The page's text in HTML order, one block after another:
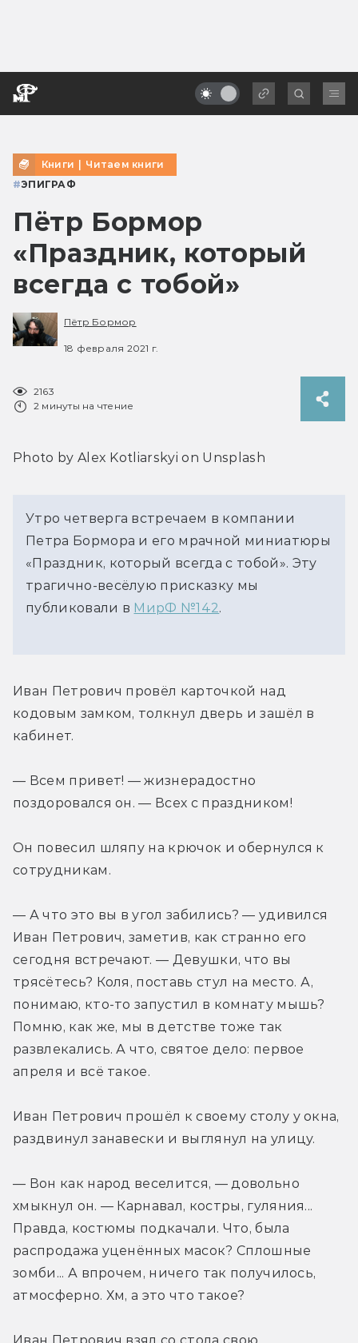
Книги | Читаем книги
#ЭПИГРАФ
Пётр Бормор
«Праздник, который
всегда с тобой»
Пётр Бормор
18 февраля 2021 г.
2163
2 минуты на чтение
Photo by Alex Kotliarskyi on Unsplash
Утро четверга встречаем в компании
Петра Бормора и его мрачной миниатюры
«Праздник, который всегда с тобой». Эту
трагично-весёлую присказку мы
публиковали в МирФ №142.
Иван Петрович провёл карточкой над
кодовым замком, толкнул дверь и зашёл в
кабинет.
— Всем привет! — жизнерадостно
поздоровался он. — Всех с праздником!
Он повесил шляпу на крючок и обернулся к
сотрудникам.
— А что это вы в угол забились? — удивился
Иван Петрович, заметив, как странно его
сегодня встречают. — Девушки, что вы
трясётесь? Коля, поставь стул на место. А,
понимаю, кто-то запустил в комнату мышь?
Помню, как же, мы в детстве тоже так
развлекались. А что, святое дело: первое
апреля и всё такое.
Иван Петрович прошёл к своему столу у окна,
раздвинул занавески и выглянул на улицу.
— Вон как народ веселится, — довольно
хмыкнул он. — Карнавал, костры, гуляния...
Правда, костюмы подкачали. Что, была
распродажа уценённых масок? Сплошные
зомби... А впрочем, ничего так получилось,
атмосферно. Хм, а это что такое?
Иван Петрович взял со стола свою